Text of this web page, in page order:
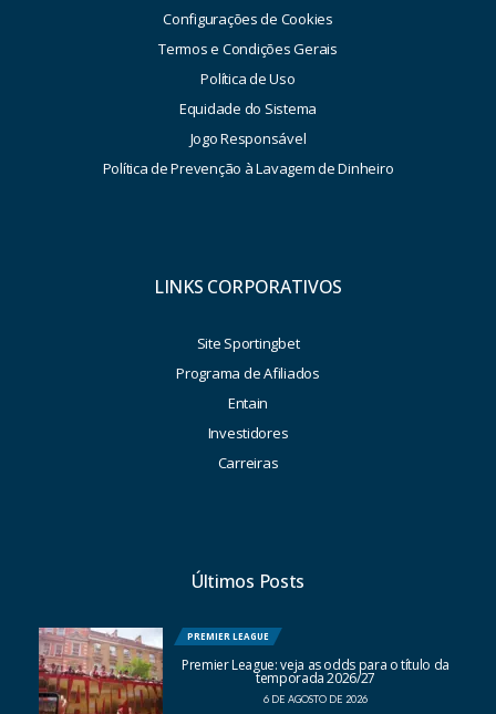
Configurações de Cookies
Termos e Condições Gerais
Política de Uso
Equidade do Sistema
Jogo Responsável
Política de Prevenção à Lavagem de Dinheiro
LINKS CORPORATIVOS
Site Sportingbet
Programa de Afiliados
Entain
Investidores
Carreiras
Últimos Posts
PREMIER LEAGUE
Premier League: veja as odds para o título da
temporada 2026/27
6 DE AGOSTO DE 2026